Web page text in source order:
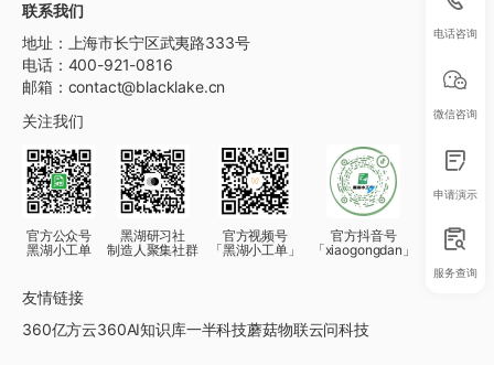
联系我们
地址：上海市长宁区武夷路333号
电话：400-921-0816
邮箱：contact@blacklake.cn
关注我们
官方公众号
黑湖小工单
黑湖研习社
制造人聚集社群
官方视频号
「黑湖小工单」
官方抖音号
「xiaogongdan」
友情链接
360亿方云360AI知识库一半科技蘑菇物联云问科技
电话咨询
微信咨询
申请演示
服务查询